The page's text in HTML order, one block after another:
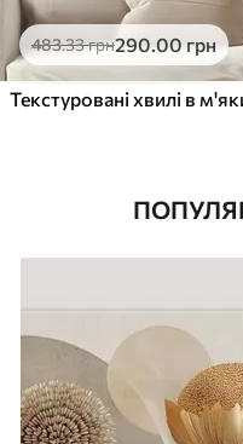
483.33грн290.00грн